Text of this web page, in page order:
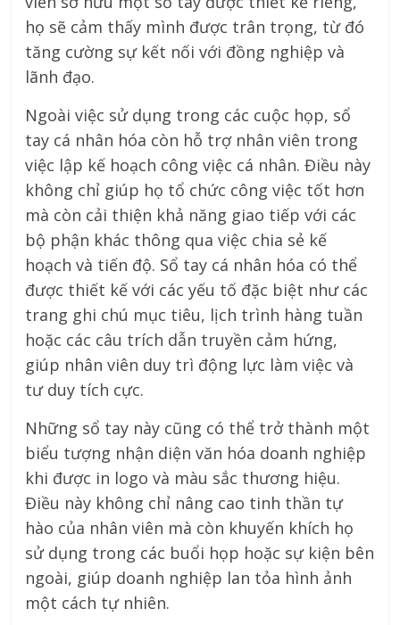
họ sẽ cảm thấy mình được trân trọng, từ đó
tăng cường sự kết nối với đồng nghiệp và
lãnh đạo.
Ngoài việc sử dụng trong các cuộc họp, sổ
tay cá nhân hóa còn hỗ trợ nhân viên trong
việc lập kế hoạch công việc cá nhân. Điều này
không chỉ giúp họ tổ chức công việc tốt hơn
mà còn cải thiện khả năng giao tiếp với các
bộ phận khác thông qua việc chia sẻ kế
hoạch và tiến độ. Sổ tay cá nhân hóa có thể
được thiết kế với các yếu tố đặc biệt như các
trang ghi chú mục tiêu, lịch trình hàng tuần
hoặc các câu trích dẫn truyền cảm hứng,
giúp nhân viên duy trì động lực làm việc và
tư duy tích cực.
Những sổ tay này cũng có thể trở thành một
biểu tượng nhận diện văn hóa doanh nghiệp
khi được in logo và màu sắc thương hiệu.
Điều này không chỉ nâng cao tinh thần tự
hào của nhân viên mà còn khuyến khích họ
sử dụng trong các buổi họp hoặc sự kiện bên
ngoài, giúp doanh nghiệp lan tỏa hình ảnh
một cách tự nhiên.